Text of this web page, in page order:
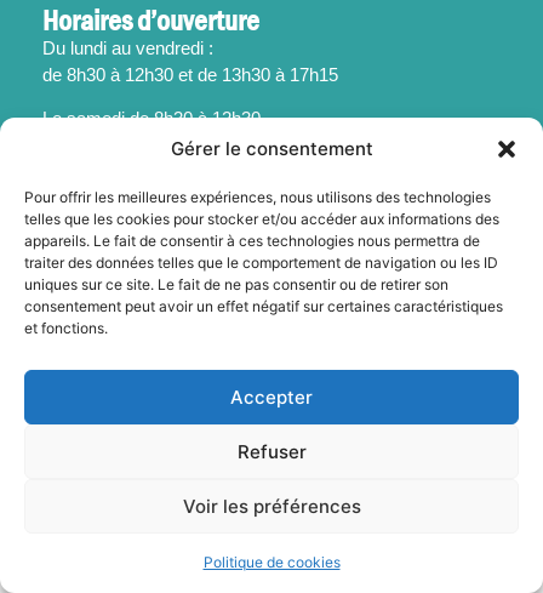
Gérer le consentement
Pour offrir les meilleures expériences, nous utilisons des technologies
telles que les cookies pour stocker et/ou accéder aux informations des
appareils. Le fait de consentir à ces technologies nous permettra de
traiter des données telles que le comportement de navigation ou les ID
uniques sur ce site. Le fait de ne pas consentir ou de retirer son
consentement peut avoir un effet négatif sur certaines caractéristiques
et fonctions.
Accepter
Refuser
Voir les préférences
Politique de cookies
Horaires d’ouverture
Du lundi au vendredi :
de 8h30 à 12h30 et de 13h30 à 17h15
Le samedi de 8h30 à 12h30
Mentions légales
Politique des cookies
Accessibilité
© 2025 - Sainte-Foy-La-Grande - Propulsé par Utopia